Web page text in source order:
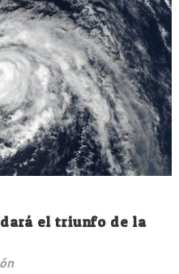
el triunfo de la